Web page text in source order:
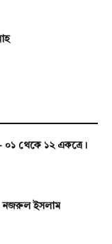
০১ থেকে ১২ একত্রে।
নজরুল ইসলাম